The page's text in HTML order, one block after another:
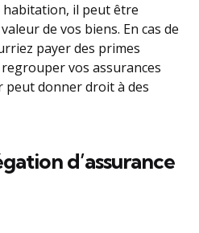
habitation, il peut être
de vos biens. En cas de
payer des primes
vos assurances
peut donner droit à des
d’assurance